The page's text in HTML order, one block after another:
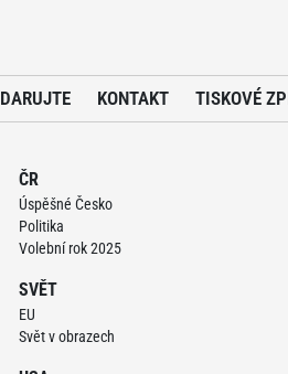
DARUJTE KONTAKT TISKOVÉ
ČR
Úspěšné Česko
Politika
Volební rok 2025
SVĚT
EU
Svět v obrazech